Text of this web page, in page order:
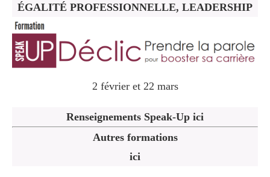
ÉGALITÉ PROFESSIONNELLE, LEADERSHIP
2 février et 22 mars
Renseignements Speak-Up ici
Autres formations
ici